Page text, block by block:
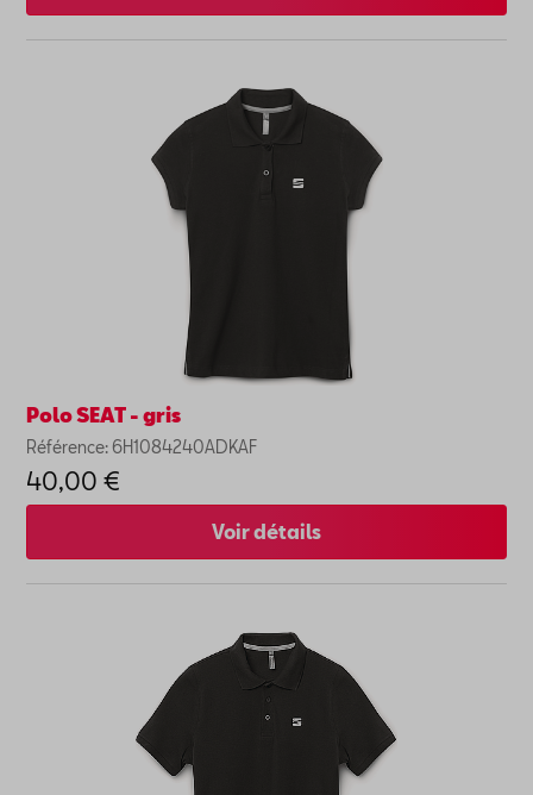
Polo SEAT - gris
Référence: 6H1084240ADKAF
40,00 €
Voir détails